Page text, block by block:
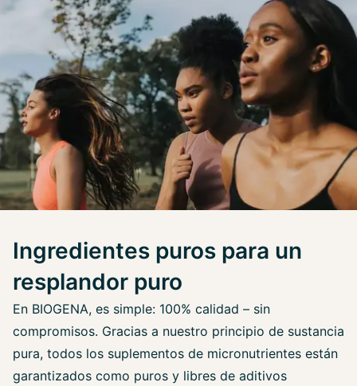
Ingredientes puros para un
resplandor puro
En BIOGENA, es simple: 100% calidad – sin
compromisos. Gracias a nuestro principio de sustancia
pura, todos los suplementos de micronutrientes están
garantizados como puros y libres de aditivos